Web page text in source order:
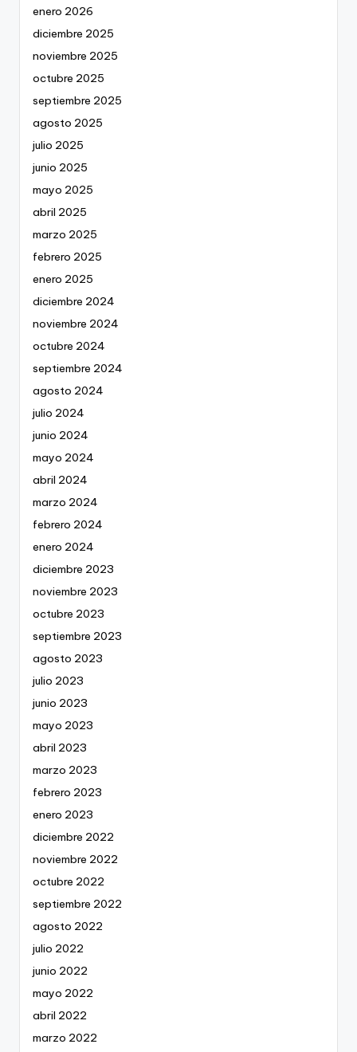
enero 2026
diciembre 2025
noviembre 2025
octubre 2025
septiembre 2025
agosto 2025
julio 2025
junio 2025
mayo 2025
abril 2025
marzo 2025
febrero 2025
enero 2025
diciembre 2024
noviembre 2024
octubre 2024
septiembre 2024
agosto 2024
julio 2024
junio 2024
mayo 2024
abril 2024
marzo 2024
febrero 2024
enero 2024
diciembre 2023
noviembre 2023
octubre 2023
septiembre 2023
agosto 2023
julio 2023
junio 2023
mayo 2023
abril 2023
marzo 2023
febrero 2023
enero 2023
diciembre 2022
noviembre 2022
octubre 2022
septiembre 2022
agosto 2022
julio 2022
junio 2022
mayo 2022
abril 2022
marzo 2022